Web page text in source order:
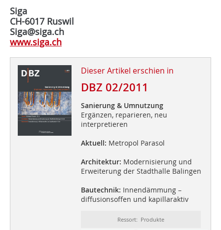
Siga
CH-6017 Ruswil
Siga@siga.ch
www.siga.ch
Dieser Artikel erschien in
DBZ 02/2011
Sanierung & Umnutzung
Ergänzen, reparieren, neu
interpretieren
Aktuell: Metropol Parasol
Architektur: Modernisierung und
Erweiterung der Stadthalle Balingen
Bautechnik: Innendämmung –
diffusionsoffen und kapillaraktiv
Ressort: Produkte